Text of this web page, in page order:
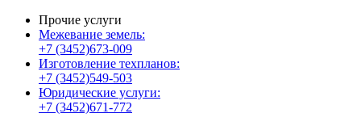
Прочие услуги
Межевание земель:
+7 (3452)673-009
Изготовление техпланов:
+7 (3452)549-503
Юридические услуги:
+7 (3452)671-772